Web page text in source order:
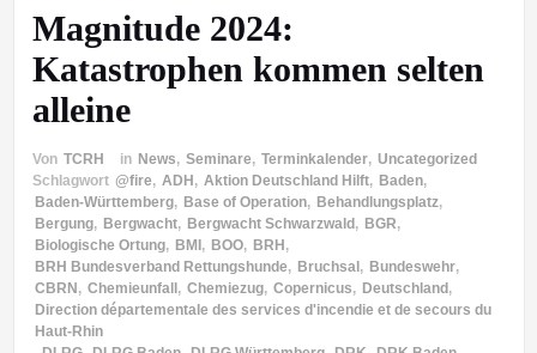
Magnitude 2024:
Katastrophen kommen selten
alleine
Von TCRH in News, Seminare, Terminkalender, Uncategorized
Schlagwort @fire, ADH, Aktion Deutschland Hilft, Baden,
Baden-Württemberg, Base of Operation, Behandlungsplatz,
Bergung, Bergwacht, Bergwacht Schwarzwald, BGR,
Biologische Ortung, BMI, BOO, BRH,
BRH Bundesverband Rettungshunde, Bruchsal, Bundeswehr,
CBRN, Chemieunfall, Chemiezug, Copernicus, Deutschland,
Direction départementale des services d'incendie et de secours du
Haut-Rhin